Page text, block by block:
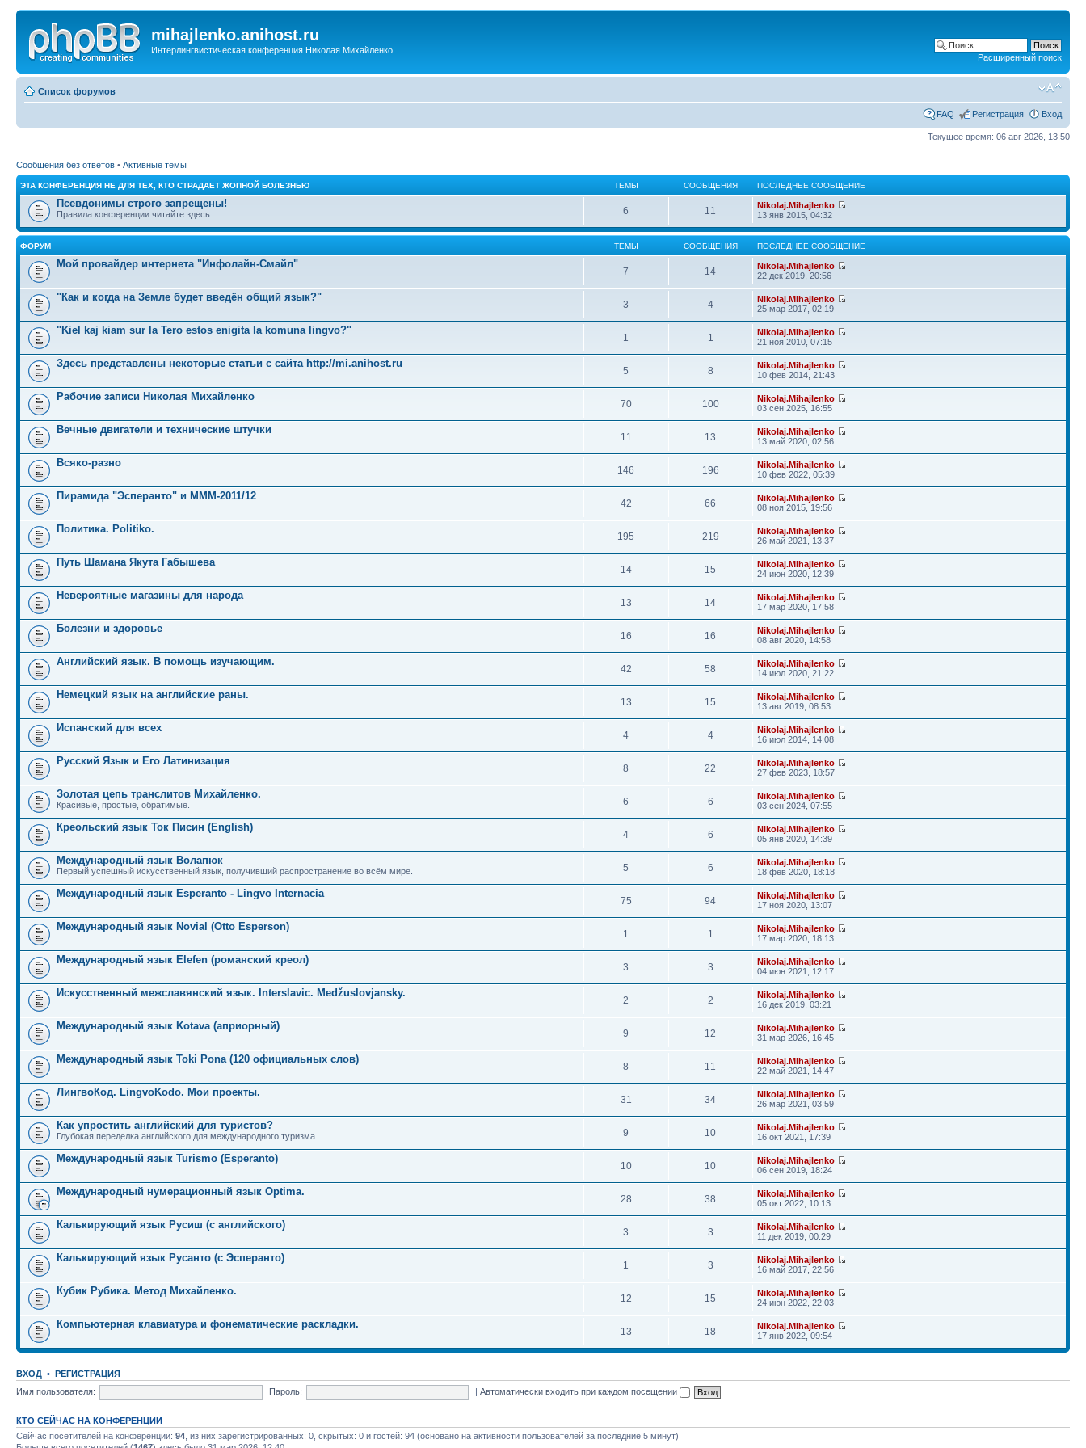
mihajlenko.anihost.ru
Интерлингвистическая конференция Николая Михайленко
Расширенный поиск
Список форумов
FAQ Регистрация Вход
Текущее время: 06 авг 2026, 13:50
Сообщения без ответов • Активные темы
ЭТА КОНФЕРЕНЦИЯ НЕ ДЛЯ ТЕХ, КТО СТРАДАЕТ ЖОПНОЙ БОЛЕЗНЬЮ ТЕМЫ СООБЩЕНИЯ ПОСЛЕДНЕЕ СООБЩЕНИЕ
Псевдонимы строго запрещены!
Правила конференции читайте здесь 6 11
Nikolaj.Mihajlenko
13 янв 2015, 04:32
ФОРУМ ТЕМЫ СООБЩЕНИЯ ПОСЛЕДНЕЕ СООБЩЕНИЕ
Мой провайдер интернета "Инфолайн-Смайл"
7 14
Nikolaj.Mihajlenko
22 дек 2019, 20:56
"Как и когда на Земле будет введён общий язык?"
3 4
Nikolaj.Mihajlenko
25 мар 2017, 02:19
"Kiel kaj kiam sur la Tero estos enigita la komuna lingvo?"
1 1
Nikolaj.Mihajlenko
21 ноя 2010, 07:15
Здесь представлены некоторые статьи с сайта http://mi.anihost.ru
5 8
Nikolaj.Mihajlenko
10 фев 2014, 21:43
Рабочие записи Николая Михайленко
70 100
Nikolaj.Mihajlenko
03 сен 2025, 16:55
Вечные двигатели и технические штучки
11 13
Nikolaj.Mihajlenko
13 май 2020, 02:56
Всяко-разно
146 196
Nikolaj.Mihajlenko
10 фев 2022, 05:39
Пирамида "Эсперанто" и MMM-2011/12
42 66
Nikolaj.Mihajlenko
08 ноя 2015, 19:56
Политика. Politiko.
195 219
Nikolaj.Mihajlenko
26 май 2021, 13:37
Путь Шамана Якута Габышева
14 15
Nikolaj.Mihajlenko
24 июн 2020, 12:39
Невероятные магазины для народа
13 14
Nikolaj.Mihajlenko
17 мар 2020, 17:58
Болезни и здоровье
16 16
Nikolaj.Mihajlenko
08 авг 2020, 14:58
Английский язык. В помощь изучающим.
42 58
Nikolaj.Mihajlenko
14 июл 2020, 21:22
Немецкий язык на английские раны.
13 15
Nikolaj.Mihajlenko
13 авг 2019, 08:53
Испанский для всех
4 4
Nikolaj.Mihajlenko
16 июл 2014, 14:08
Русский Язык и Его Латинизация
8 22
Nikolaj.Mihajlenko
27 фев 2023, 18:57
Золотая цепь транслитов Михайленко.
Красивые, простые, обратимые. 6 6
Nikolaj.Mihajlenko
03 сен 2024, 07:55
Креольский язык Ток Писин (English)
4 6
Nikolaj.Mihajlenko
05 янв 2020, 14:39
Международный язык Волапюк
Первый успешный искусственный язык, получивший распространение во всём мире. 5 6
Nikolaj.Mihajlenko
18 фев 2020, 18:18
Международный язык Esperanto - Lingvo Internacia
75 94
Nikolaj.Mihajlenko
17 ноя 2020, 13:07
Международный язык Novial (Otto Esperson)
1 1
Nikolaj.Mihajlenko
17 мар 2020, 18:13
Международный язык Elefen (романский креол)
3 3
Nikolaj.Mihajlenko
04 июн 2021, 12:17
Искусственный межславянский язык. Interslavic. Medžuslovjansky.
2 2
Nikolaj.Mihajlenko
16 дек 2019, 03:21
Международный язык Kotava (априорный)
9 12
Nikolaj.Mihajlenko
31 мар 2026, 16:45
Международный язык Toki Pona (120 официальных слов)
8 11
Nikolaj.Mihajlenko
22 май 2021, 14:47
ЛингвоКод. LingvoKodo. Мои проекты.
31 34
Nikolaj.Mihajlenko
26 мар 2021, 03:59
Как упростить английский для туристов?
Глубокая переделка английского для международного туризма. 9 10
Nikolaj.Mihajlenko
16 окт 2021, 17:39
Международный язык Turismo (Esperanto)
10 10
Nikolaj.Mihajlenko
06 сен 2019, 18:24
Международный нумерационный язык Optima.
28 38
Nikolaj.Mihajlenko
05 окт 2022, 10:13
Калькирующий язык Русиш (с английского)
3 3
Nikolaj.Mihajlenko
11 дек 2019, 00:29
Калькирующий язык Русанто (с Эсперанто)
1 3
Nikolaj.Mihajlenko
16 май 2017, 22:56
Кубик Рубика. Метод Михайленко.
12 15
Nikolaj.Mihajlenko
24 июн 2022, 22:03
Компьютерная клавиатура и фонематические раскладки.
13 18
Nikolaj.Mihajlenko
17 янв 2022, 09:54
ВХОД • РЕГИСТРАЦИЯ
Имя пользователя:
Пароль: |Автоматически входить при каждом посещении
КТО СЕЙЧАС НА КОНФЕРЕНЦИИ
Сейчас посетителей на конференции: 94 , из них зарегистрированных: 0, скрытых: 0 и гостей: 94 (основано на активности пользователей за последние 5 минут)